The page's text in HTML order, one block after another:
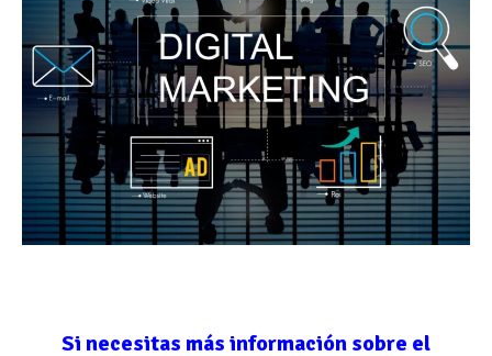
Si necesitas más información sobre el